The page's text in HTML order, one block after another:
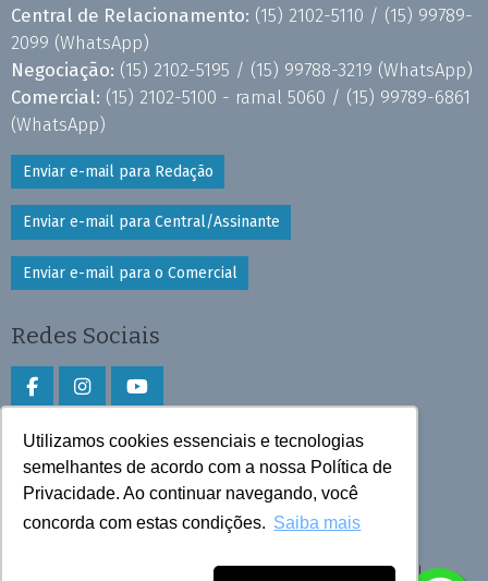
Utilizamos cookies essenciais e tecnologias
semelhantes de acordo com a nossa Política de
Privacidade. Ao continuar navegando, você
concorda com estas condições. Saiba mais
Central de Relacionamento: (15) 2102-5110 / (15) 99789-
2099 (WhatsApp)
Negociação: (15) 2102-5195 / (15) 99788-3219 (WhatsApp)
Comercial: (15) 2102-5100 - ramal 5060 / (15) 99789-6861
(WhatsApp)
Enviar e-mail para Redação
Enviar e-mail para Central/Assinante
Enviar e-mail para o Comercial
Redes Sociais
Faça download do aplicativo
Play Store e App Store
Todos os direitos reservados © 2026 Cruzeiro do Sul